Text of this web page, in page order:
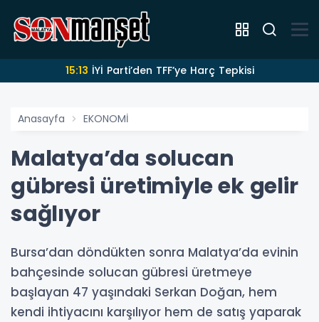
15:13 İYİ Parti’den TFF’ye Harç Tepkisi
Anasayfa EKONOMİ
Malatya’da solucan
gübresi üretimiyle ek gelir
sağlıyor
Bursa’dan döndükten sonra Malatya’da evinin
bahçesinde solucan gübresi üretmeye
başlayan 47 yaşındaki Serkan Doğan, hem
kendi ihtiyacını karşılıyor hem de satış yaparak